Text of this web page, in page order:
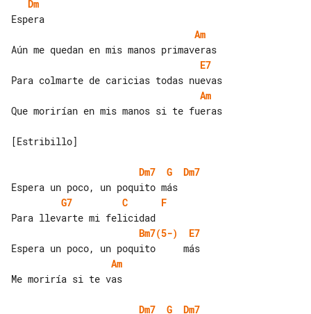
Dm
Am
E7
Am
Que morirían en mis manos si te fueras
[Estribillo]
Dm7 G
Dm7
G7
C
F
Bm7(5-)
E7
Am
Me moriría si te vas
Dm7 G
Dm7